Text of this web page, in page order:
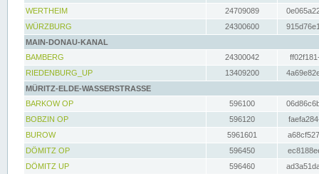
WERTHEIM
24709089
WÜRZBURG
24300600
MAIN-DONAU-KANAL
BAMBERG
24300042
RIEDENBURG_UP
13409200
MÜRITZ-ELDE-WASSERSTRASSE
BARKOW OP
596100
BOBZIN OP
596120
BUROW
5961601
DÖMITZ OP
596450
DÖMITZ UP
596460